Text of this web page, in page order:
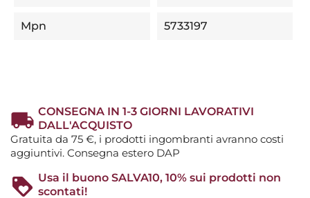
Mpn 5733197
CONSEGNA IN 1-3 GIORNI LAVORATIVI
DALL'ACQUISTO
Gratuita da 75 €, i prodotti ingombranti avranno costi
aggiuntivi. Consegna estero DAP
Usa il buono SALVA10, 10% sui prodotti non
scontati!